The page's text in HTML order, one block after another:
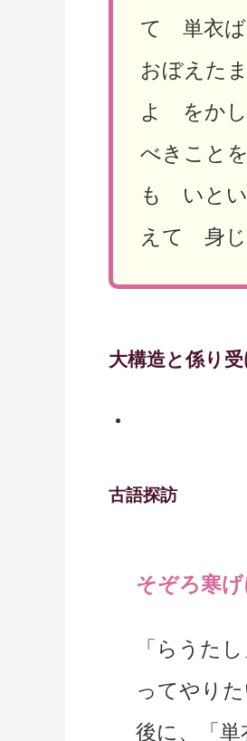
て 単衣ば
おぼえた
よ をか
べきこと
も いと
えて 身じ
大構造と係り受
古語探訪
そぞろ寒
「らうた
ってやり
後に、「